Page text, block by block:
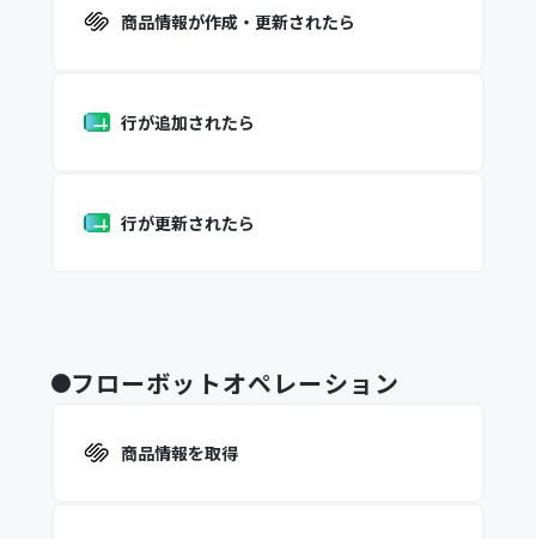
商品情報が作成・更新されたら
行が追加されたら
行が更新されたら
フローボットオペレーション
商品情報を取得